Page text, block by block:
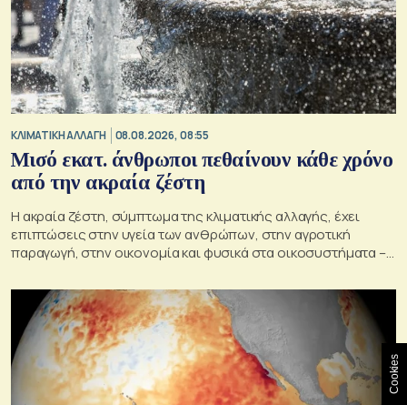
ΚΛΙΜΑΤΙΚΗ ΑΛΛΑΓΗ 08.08.2026, 08:55
Μισό εκατ. άνθρωποι πεθαίνουν κάθε χρόνο
από την ακραία ζέστη
Η ακραία ζέστη, σύμπτωμα της κλιματικής αλλαγής, έχει
επιπτώσεις στην υγεία των ανθρώπων, στην αγροτική
παραγωγή, στην οικονομία και φυσικά στα οικοσυστήματα –
Cookies